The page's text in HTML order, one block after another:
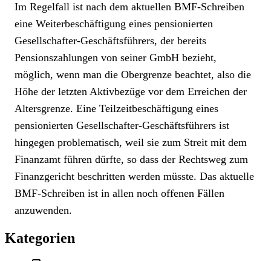
Im Regelfall ist nach dem aktuellen BMF-Schreiben
eine Weiterbeschäftigung eines pensionierten
Gesellschafter-Geschäftsführers, der bereits
Pensionszahlungen von seiner GmbH bezieht,
möglich, wenn man die Obergrenze beachtet, also die
Höhe der letzten Aktivbezüge vor dem Erreichen der
Altersgrenze. Eine Teilzeitbeschäftigung eines
pensionierten Gesellschafter-Geschäftsführers ist
hingegen problematisch, weil sie zum Streit mit dem
Finanzamt führen dürfte, so dass der Rechtsweg zum
Finanzgericht beschritten werden müsste. Das aktuelle
BMF-Schreiben ist in allen noch offenen Fällen
anzuwenden.
Kategorien